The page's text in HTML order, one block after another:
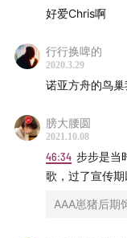
好爱Chris啊
行行换啤的
2020.3.29
诺亚方舟的鸟巢
膀大腰圆
2021.10.08
46:34 步步是当
歌，过了宣传期
AAA崽猪后期